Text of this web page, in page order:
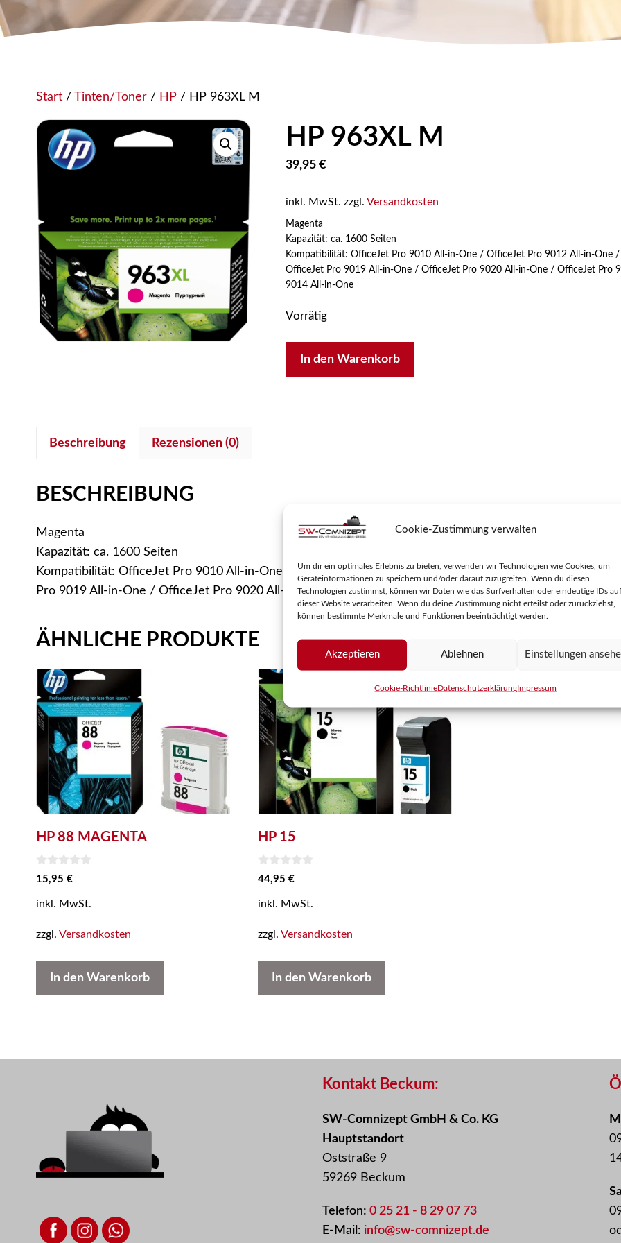
Cookie-Zustimmung verwalten
Um dir ein optimales Erlebnis zu bieten, verwenden wir Technologien wie Cookies, um
Geräteinformationen zu speichern und/oder darauf zuzugreifen. Wenn du diesen
Technologien zustimmst, können wir Daten wie das Surfverhalten oder eindeutige IDs auf
dieser Website verarbeiten. Wenn du deine Zustimmung nicht erteilst oder zurückziehst,
können bestimmte Merkmale und Funktionen beeinträchtigt werden.
Akzeptieren Ablehnen Einstellungen
Cookie-RichtlinieDatenschutzerklärungImpressum
Start / Tinten/Toner / HP / HP 963XL M
HP 963XL M
39,95 €
inkl. MwSt. zzgl. Versandkosten
Magenta
Kapazität: ca. 1600 Seiten
Kompatibilität: OfficeJet Pro 9010 All-in-One / OfficeJet Pro 9012 All-in-
OfficeJet Pro 9019 All-in-One / OfficeJet Pro 9020 All-in-One / OfficeJet
9014 All-in-One
Vorrätig
HP
In den Warenkorb
Beschreibung Rezensionen (0)
BESCHREIBUNG
Magenta
Kapazität: ca. 1600 Seiten
Kompatibilität: OfficeJet Pro 9010 All-in-One / OfficeJet Pro 9012 All-in-One / OfficeJet Pro 9015 All-
Pro 9019 All-in-One / OfficeJet Pro 9020 All-in-One / OfficeJet Pro 9022 All-in-One / OfficeJet Pro
ÄHNLICHE PRODUKTE
HP 88 MAGENTA
0
v
n
15,95 €
inkl. MwSt.
zzgl. Versandkosten
In den Warenkorb
HP 15
0
v
n
44,95 €
inkl. MwSt.
zzgl. Versandkosten
In den Warenkorb
Kontakt Beckum:
SW-Comnizept GmbH & Co. KG
Hauptstandort
Oststraße 9
59269 Beckum
Telefon:0 25 21 - 8 29 07 73
E-Mail: info@sw-comnizept.de